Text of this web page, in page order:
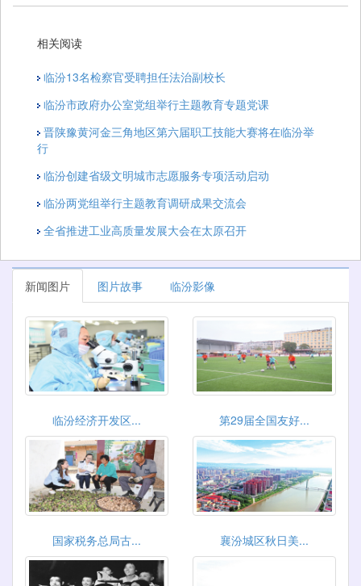
相关阅读
临汾13名检察官受聘担任法治副校长
临汾市政府办公室党组举行主题教育专题党课
晋陕豫黄河金三角地区第六届职工技能大赛将在临汾举
行
临汾创建省级文明城市志愿服务专项活动启动
临汾两党组举行主题教育调研成果交流会
全省推进工业高质量发展大会在太原召开
新闻图片 图片故事 临汾影像
临汾经济开发区... 第29届全国友好...
国家税务总局古... 襄汾城区秋日美...